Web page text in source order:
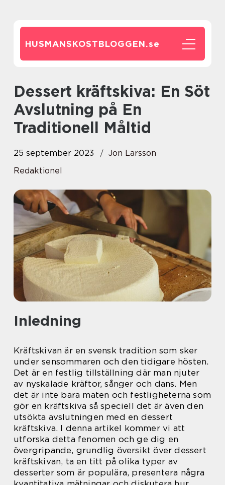
HUSMANSKOSTBLOGGEN.se
Dessert kräftskiva: En Söt
Avslutning på En
Traditionell Måltid
25 september 2023
Jon Larsson
Redaktionel
Inledning
Kräftskivan är en svensk tradition som sker
under sensommaren och den tidigare hösten.
Det är en festlig tillställning där man njuter
av nyskalade kräftor, sånger och dans. Men
det är inte bara maten och festligheterna som
gör en kräftskiva så speciell det är även den
utsökta avslutningen med en dessert
kräftskiva. I denna artikel kommer vi att
utforska detta fenomen och ge dig en
övergripande, grundlig översikt över dessert
kräftskivan, ta en titt på olika typer av
desserter som är populära, presentera några